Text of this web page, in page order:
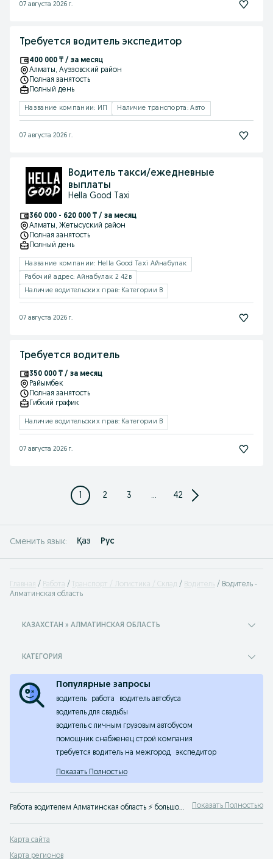
07 августа 2026 г.
Требуется водитель экспедитор
400 000 ₸ / за месяц
Алматы, Ауэзовский район
Полная занятость
Полный день
Название компании: ИП Наличие транспорта: Авто
07 августа 2026 г.
Водитель такси/ежедневные
выплаты
Hella Good Taxi
360 000 - 620 000 ₸ / за месяц
Алматы, Жетысуский район
Полная занятость
Полный день
Название компании: Hella Good Taxi Айнабулак
Рабочий адрес: Айнабулак 2 42в
Наличие водительских прав: Категории B
07 августа 2026 г.
Требуется водитель
350 000 ₸ / за месяц
Райымбек
Полная занятость
Гибкий график
Наличие водительских прав: Категории B
07 августа 2026 г.
1 2 3 ... 42
Сменить язык: Қаз Рус
Главная Работа Транспорт / Логистика / Склад Водитель
Водитель -
Алматинская область
КАЗАХСТАН » АЛМАТИНСКАЯ ОБЛАСТЬ
КАТЕГОРИЯ
Популярные запросы
водитель работа
водитель автобуса
водитель для свадьбы
водитель с личным грузовым автобусом
помощник снабженец строй компания
требуется водитель на межгород
экспедитор
Показать Полностью
Работа водителем Алматинская область ⚡ большой выбор вакансий водителей ✔️ прямые работодатели ⭐ Быстро найти работу водителем на ☛ OLX.kz Алматинская область Показать Полностью
Карта сайта
Карта регионов